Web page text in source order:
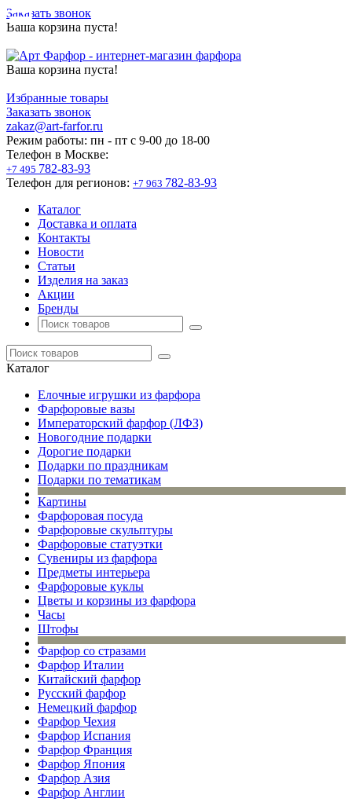
Заказать звонок
Ваша корзина пуста!
Ваша корзина пуста!
Избранные товары
Заказать звонок
zakaz@art-farfor.ru
Режим работы: пн - пт c 9-00 до 18-00
Телефон в Москве:
+7 495 782-83-93
Телефон для регионов: +7 963 782-83-93
Каталог
Доставка и оплата
Контакты
Новости
Статьи
Изделия на заказ
Акции
Бренды
Каталог
Елочные игрушки из фарфора
Фарфоровые вазы
Императорский фарфор (ЛФЗ)
Новогодние подарки
Дорогие подарки
Подарки по праздникам
Подарки по тематикам
Картины
Фарфоровая посуда
Фарфоровые скульптуры
Фарфоровые статуэтки
Сувениры из фарфора
Предметы интерьера
Фарфоровые куклы
Цветы и корзины из фарфора
Часы
Штофы
Фарфор со стразами
Фарфор Италии
Китайский фарфор
Русский фарфор
Немецкий фарфор
Фарфор Чехия
Фарфор Испания
Фарфор Франция
Фарфор Япония
Фарфор Азия
Фарфор Англии